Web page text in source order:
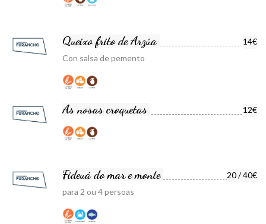
Queixo frito de Arzúa
14€
Con salsa de pemento
As nosas croquetas 12€
Fideuá do mar e monte
20 / 40€
para 2 ou 4 persoas